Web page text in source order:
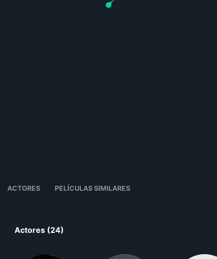
ACTORES PELÍCULAS SIMILARES
Actores (24)